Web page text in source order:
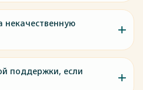
некачественную
поддержки, если